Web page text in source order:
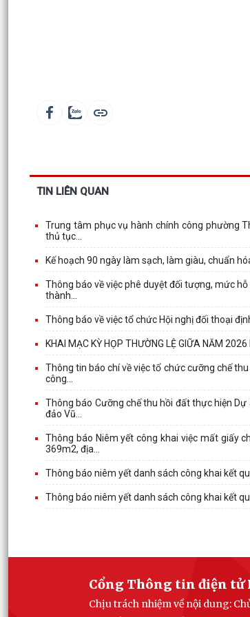
TIN LIÊN QUAN
Trung tâm phục vụ hành chính công phường
thủ tục...
Kế hoạch 90 ngày làm sạch, làm giàu, chuẩn
Thông báo về việc phê duyệt đối tượng, mức
thành...
Thông báo về việc tổ chức Hội nghị đối thoại
KHAI MẠC KỲ HỌP THƯỜNG LỆ GIỮA NĂM
Thông tin báo chí về việc tổ chức cưỡng chế
công...
Thông báo Cưỡng chế thu hồi đất thực hiện
đảo Vũ...
Thông báo Niêm yết công khai việc mất giấy
369m2, địa...
Thông báo niêm yết danh sách công khai kết
Thông báo niêm yết danh sách công khai kết
Cổng Thông tin điện tử
Chịu trách nhiệm về nội dung: